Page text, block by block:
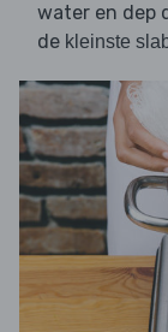
water en dep
de kleinste